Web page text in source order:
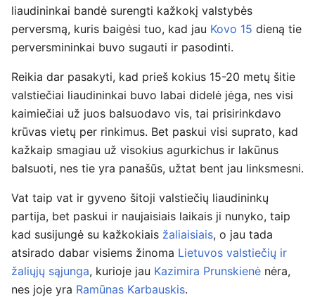
liaudininkai bandė surengti kažkokį valstybės
perversmą, kuris baigėsi tuo, kad jau Kovo 15 dieną tie
perversmininkai buvo sugauti ir pasodinti.
Reikia dar pasakyti, kad prieš kokius 15-20 metų šitie
valstiečiai liaudininkai buvo labai didelė jėga, nes visi
kaimiečiai už juos balsuodavo vis, tai prisirinkdavo
krūvas vietų per rinkimus. Bet paskui visi suprato, kad
kažkaip smagiau už visokius agurkichus ir lakūnus
balsuoti, nes tie yra panašūs, užtat bent jau linksmesni.
Vat taip vat ir gyveno šitoji valstiečių liaudininkų
partija, bet paskui ir naujaisiais laikais ji nunyko, taip
kad susijungė su kažkokiais žaliaisiais, o jau tada
atsirado dabar visiems žinoma Lietuvos valstiečių ir
žaliųjų sąjunga, kurioje jau Kazimira Prunskienė nėra,
nes joje yra Ramūnas Karbauskis.